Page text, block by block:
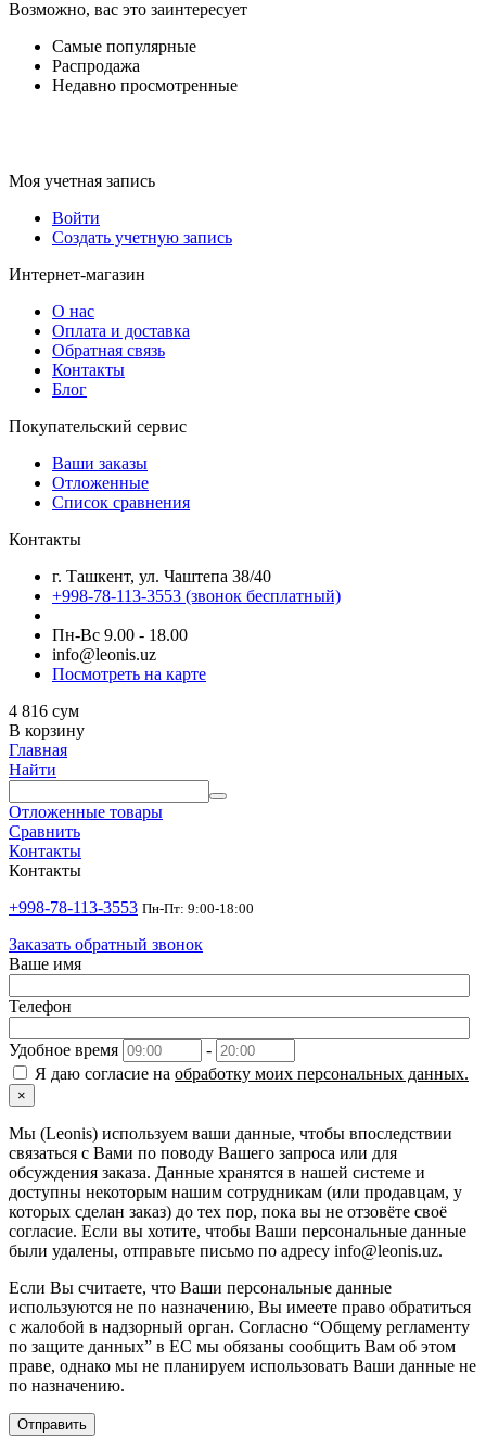
Возможно, вас это заинтересует
Самые популярные
Распродажа
Недавно просмотренные
Моя учетная запись
Войти
Создать учетную запись
Интернет-магазин
О нас
Оплата и доставка
Обратная связь
Контакты
Блог
Покупательский сервис
Ваши заказы
Отложенные
Список сравнения
Контакты
г. Ташкент, ул. Чаштепа 38/40
+998-78-113-3553 (звонок бесплатный)
Пн-Вс 9.00 - 18.00
info@leonis.uz
Посмотреть на карте
4 816 сум
В корзину
Главная
Найти
Отложенные товары
Сравнить
Контакты
Контакты
+998-78-113-3553 Пн-Пт: 9:00-18:00
Заказать обратный звонок
Ваше имя
Телефон
Удобное время
-
Я даю согласие на обработку моих персональных данных.
×
Мы (Leonis) используем ваши данные, чтобы впоследствии
связаться с Вами по поводу Вашего запроса или для
обсуждения заказа. Данные хранятся в нашей системе и
доступны некоторым нашим сотрудникам (или продавцам, у
которых сделан заказ) до тех пор, пока вы не отзовёте своё
согласие. Если вы хотите, чтобы Ваши персональные данные
были удалены, отправьте письмо по адресу info@leonis.uz.
Если Вы считаете, что Ваши персональные данные
используются не по назначению, Вы имеете право обратиться
с жалобой в надзорный орган. Согласно “Общему регламенту
по защите данных” в ЕС мы обязаны сообщить Вам об этом
праве, однако мы не планируем использовать Ваши данные не
по назначению.
Отправить